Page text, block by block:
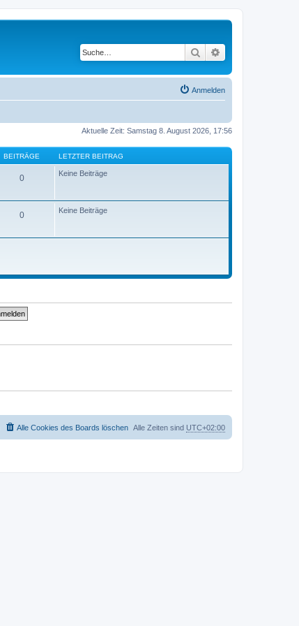
Suche
Anmelden
Aktuelle Zeit: Samstag 8. August 2026, 17:56
BEITRÄGE LETZTER BEITRAG
0 Keine Beiträge
0 Keine Beiträge
Alle Zeiten sind UTC+02:00
Alle Cookies des Boards löschen